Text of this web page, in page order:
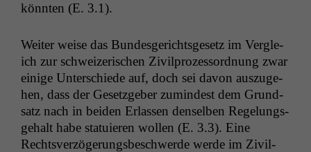
kön­nten (E. 3.1).
Weit­er weise das Bun­des­gerichts­ge­setz im Ver­gle­
ich zur schweiz­erischen Zivil­prozes­sor­d­nung zwar
einige Unter­schiede auf, doch sei davon auszuge­
hen, dass der Geset­zge­ber zumin­d­est dem Grund­
satz nach in bei­den Erlassen densel­ben Regelungs­
ge­halt habe sta­tu­ieren wollen (E. 3.3). Eine
Rechtsverzögerungs­beschw­erde werde im Zivil­